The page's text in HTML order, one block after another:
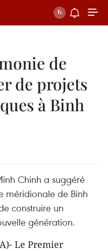
de
de projets
à Binh
Chinh a suggéré
méridionale de Binh
construire un
génération.
Le Premier